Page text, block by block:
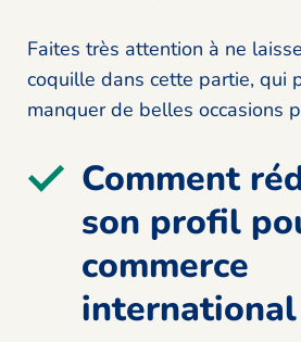
Faites très attention à ne
coquille dans cette partie, qui
manquer de belles occasions
Comment
son profil
commerce
international